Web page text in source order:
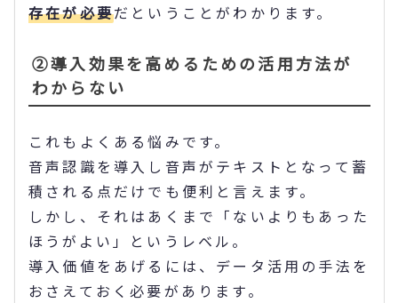
存在が必要だということがわかります。
②導入効果を高めるための活用方法が
わからない
これもよくある悩みです。
音声認識を導入し音声がテキストとなって蓄
積される点だけでも便利と言えます。
しかし、それはあくまで「ないよりもあった
ほうがよい」というレベル。
導入価値をあげるには、データ活用の手法を
おさえておく必要があります。